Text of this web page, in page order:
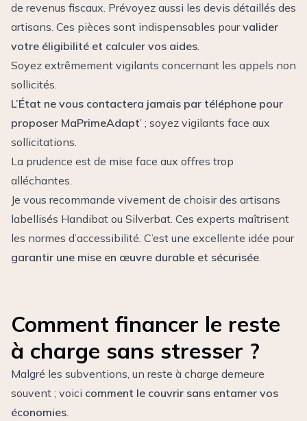
de revenus fiscaux. Prévoyez aussi les devis détaillés des
artisans. Ces pièces sont indispensables pourvalider
votre éligibilité et calculer vos aides.
Soyez extrêmement vigilants concernant les appels non
sollicités.
L’État ne vous contactera jamais par téléphone pour
proposer MaPrimeAdapt’ ; soyez vigilants face aux
sollicitations.
La prudence est de mise face aux offres trop
alléchantes.
Je vous recommande vivement de choisir des artisans
labellisés Handibat ou Silverbat. Ces experts maîtrisent
les normes d’accessibilité. C’est une excellente idée pour
garantir une mise en œuvre durable et sécurisée.
Comment financer le reste
à charge sans stresser ?
Malgré les subventions, un reste à charge demeure
souvent ; voici comment le couvrir sans entamer vos
économies.